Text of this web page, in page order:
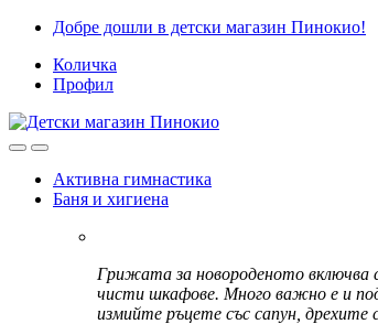
Skip
navigation
Skip
content
Добре дошли в детски магазин Пинокио!
Количка
Профил
Активна гимнастика
Баня и хигиена
Грижата за новороденото включва
чисти шкафове. Много важно е и
измийте ръцете със сапун,